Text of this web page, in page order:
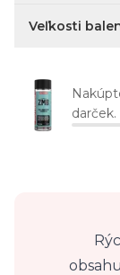
Veľkosti
darček.